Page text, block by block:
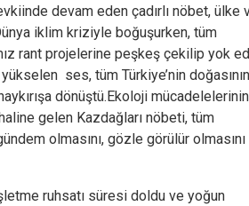
devam eden çadırlı nöbet, ülke
iklim kriziyle boğuşurken, tüm
rant projelerine peşkeş çekilip yok
ses, tüm Türkiye’nin
dönüştü.Ekoloji
gelen Kazdağları nöbeti, tüm
olmasını, gözle görülür olmasını
ruhsatı süresi doldu ve yoğun